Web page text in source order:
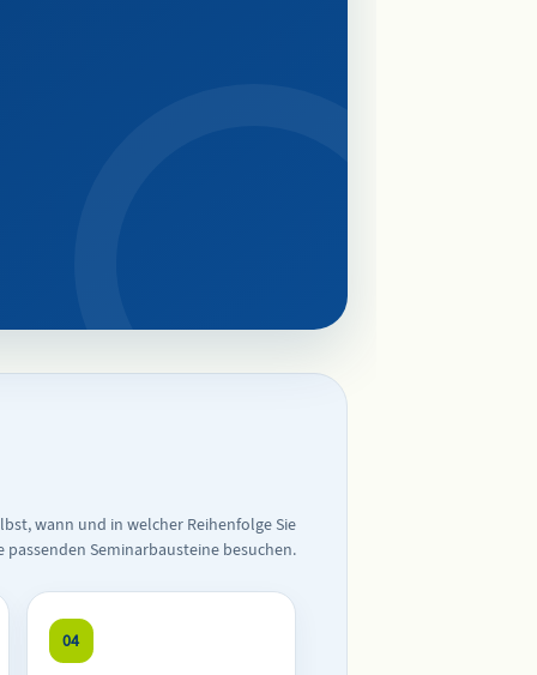
wann und in welcher Reihenfolge Sie
passenden Seminarbausteine besuchen.
04